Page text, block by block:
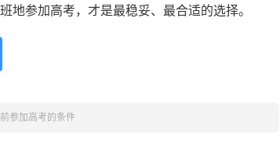
参加高考，才是最稳妥、最合适的选择。
参加高考的条件